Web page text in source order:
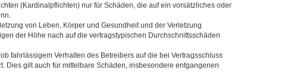
(Kardinalpflichten) nur für Schäden, die auf ein vorsätzliches oder
von Leben, Körper und Gesundheit und der Verletzung
der Höhe nach auf die vertragstypischen Durchschnittsschäden
fahrlässigem Verhalten des Betreibers auf die bei Vertragsschluss
Dies gilt auch für mittelbare Schäden, insbesondere entgangenen